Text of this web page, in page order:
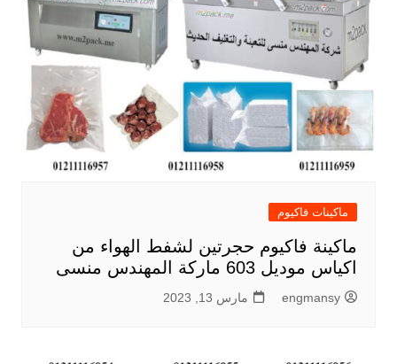
ماكينات فاكيوم
ماكينة فاكيوم حجرتين لشفط الهواء من
اكياس موديل 603 ماركة المهندس منسى
engmansy مارس 13, 2023